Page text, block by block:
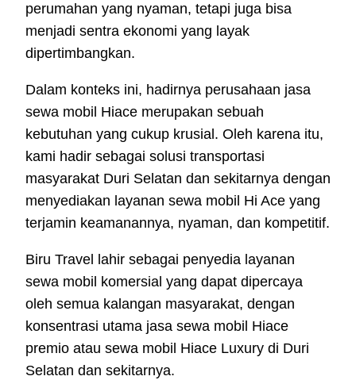
perumahan yang nyaman, tetapi juga bisa
menjadi sentra ekonomi yang layak
dipertimbangkan.
Dalam konteks ini, hadirnya perusahaan jasa
sewa mobil Hiace merupakan sebuah
kebutuhan yang cukup krusial. Oleh karena itu,
kami hadir sebagai solusi transportasi
masyarakat Duri Selatan dan sekitarnya dengan
menyediakan layanan sewa mobil Hi Ace yang
terjamin keamanannya, nyaman, dan kompetitif.
Biru Travel lahir sebagai penyedia layanan
sewa mobil komersial yang dapat dipercaya
oleh semua kalangan masyarakat, dengan
konsentrasi utama jasa sewa mobil Hiace
premio atau sewa mobil Hiace Luxury di Duri
Selatan dan sekitarnya.